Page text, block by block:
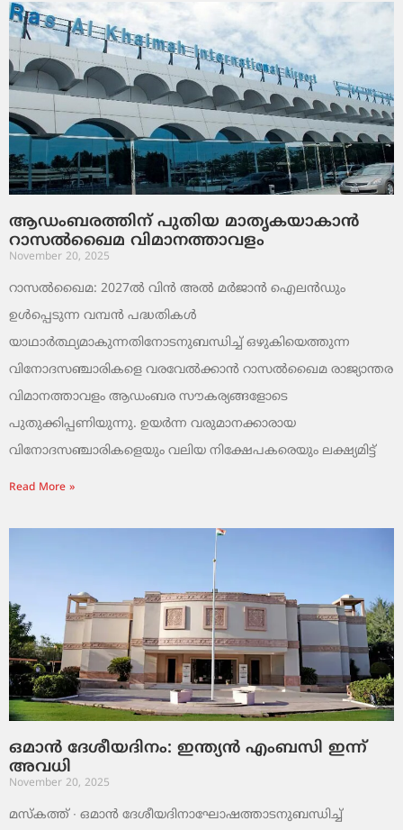
ആഡംബരത്തിന് പുതിയ മാതൃകയാകാൻ
റാസൽഖൈമ വിമാനത്താവളം
November 20, 2025
റാസൽഖൈമ: 2027ൽ വിൻ അൽ മർജാൻ ഐലൻഡും
ഉൾപ്പെടുന്ന വമ്പൻ പദ്ധതികൾ
യാഥാർത്ഥ്യമാകുന്നതിനോടനുബന്ധിച്ച് ഒഴുകിയെത്തുന്ന
വിനോദസഞ്ചാരികളെ വരവേൽക്കാൻ റാസൽഖൈമ രാജ്യാന്തര
വിമാനത്താവളം ആഡംബര സൗകര്യങ്ങളോടെ
പുതുക്കിപ്പണിയുന്നു. ഉയർന്ന വരുമാനക്കാരായ
വിനോദസഞ്ചാരികളെയും വലിയ നിക്ഷേപകരെയും ലക്ഷ്യമിട്ട്
Read More »
ഒമാൻ ദേശീയദിനം: ഇന്ത്യൻ എംബസി ഇന്ന്
അവധി
November 20, 2025
മസ്‌കത്ത് ∙ ഒമാൻ ദേശീയദിനാഘോഷത്താടനുബന്ധിച്ച്